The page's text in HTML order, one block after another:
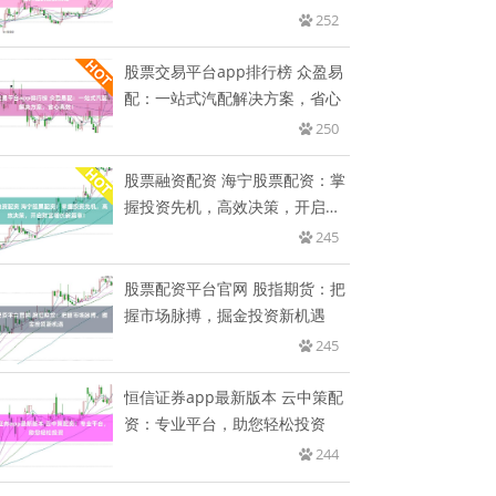
252
股票交易平台app排行榜 众盈易
配：一站式汽配解决方案，省心
250
股票融资配资 海宁股票配资：掌
握投资先机，高效决策，开启财
245
股票配资平台官网 股指期货：把
握市场脉搏，掘金投资新机遇
245
恒信证券app最新版本 云中策配
资：专业平台，助您轻松投资
244